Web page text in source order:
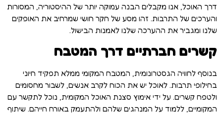
דרך האוכל, אנו מקבלים הבנה עמוקה יותר של ההיסטוריה, המסורות
והערכים של התרבות. זהו מסע של חקר חושי שמרחיב את האופקים
שלנו ומגביר את ההערכה שלנו לאמנות הבישול.
קשרים חברתיים דרך המטבח
בנוסף לחוויה הגסטרונומית, המטבח המקומי ממלא תפקיד חיוני
בחילופי תרבות. לאוכל יש את הכוח לקרב אנשים, לשבור מחסומים
ולטפח קשרים. על ידי אימוץ סצנת האוכל המקומית, נוכל לתקשר עם
המקומיים, ללמוד על המנהגים שלהם ולהתעמק באורח חייהם. שיתוף